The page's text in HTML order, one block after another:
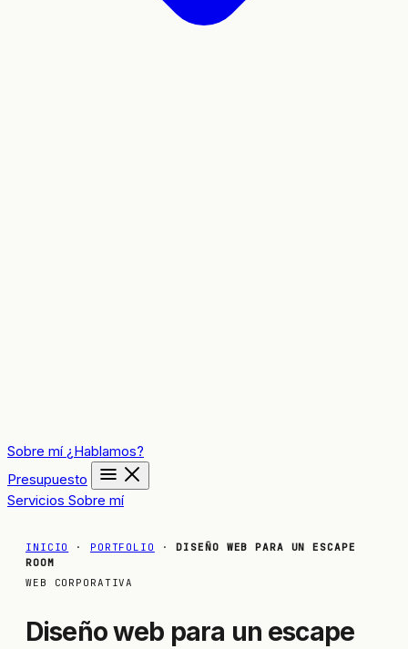
Sobre mí ¿Hablamos?
Presupuesto
Servicios Sobre mí
INICIO · PORTFOLIO · DISEÑO WEB PARA UN ESCAPE
ROOM
WEB CORPORATIVA
Diseño web para un escape